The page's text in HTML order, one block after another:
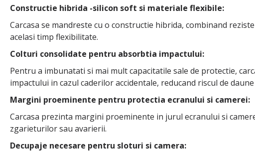
Constructie hibrida -silicon soft si materiale flexibile:
Carcasa se mandreste cu o constructie hibrida, combinand
acelasi timp flexibilitate.
Colturi consolidate pentru absorbtia impactului:
Pentru a imbunatati si mai mult capacitatile sale de protectie,
impactului in cazul caderilor accidentale, reducand riscul de
Margini proeminente pentru protectia ecranului si camerei:
Carcasa prezinta margini proeminente in jurul ecranului si
zgarieturilor sau avarierii.
Decupaje necesare pentru sloturi si camera: